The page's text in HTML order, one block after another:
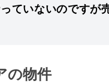
ていないのですが
の物件